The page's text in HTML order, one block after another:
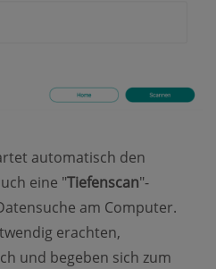
automatisch den
eine "Tiefenscan"-
am Computer.
erachten,
und begeben sich zum